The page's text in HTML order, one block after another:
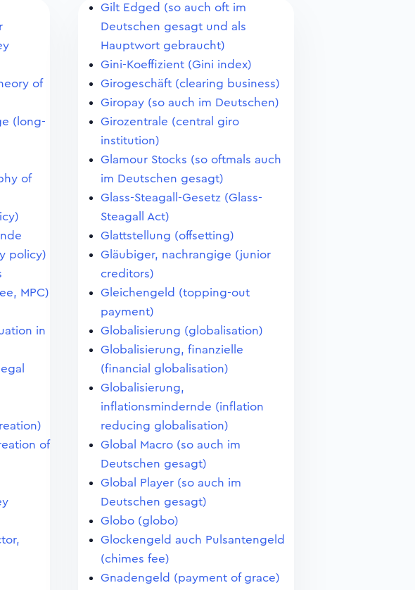
of
(long-
of
policy)
MPC)
in
of
Gilt Edged (so auch oft im
Deutschen gesagt und als
Hauptwort gebraucht)
Gini-Koeffizient (Gini index)
Girogeschäft (clearing business)
Giropay (so auch im Deutschen)
Girozentrale (central giro
institution)
Glamour Stocks (so oftmals auch
im Deutschen gesagt)
Glass-Steagall-Gesetz (Glass-
Steagall Act)
Glattstellung (offsetting)
Gläubiger, nachrangige (junior
creditors)
Gleichengeld (topping-out
payment)
Globalisierung (globalisation)
Globalisierung, finanzielle
(financial globalisation)
Globalisierung,
inflationsmindernde (inflation
reducing globalisation)
Global Macro (so auch im
Deutschen gesagt)
Global Player (so auch im
Deutschen gesagt)
Globo (globo)
Glockengeld auch Pulsantengeld
(chimes fee)
Gnadengeld (payment of grace)